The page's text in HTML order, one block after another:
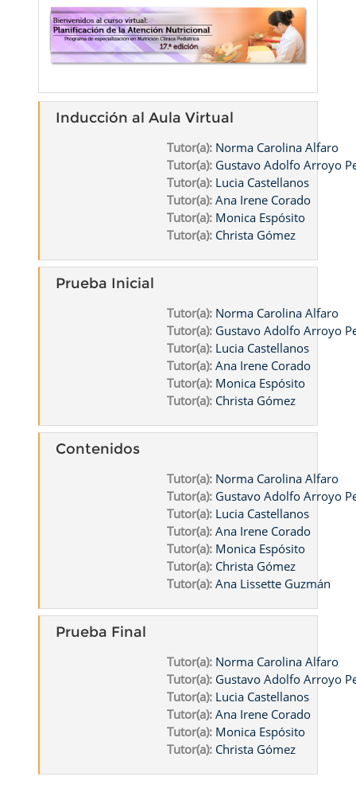
Inducción al Aula Virtual
Tutor(a): Norma Carolina Alfaro
Tutor(a): Gustavo Adolfo Arroyo
Tutor(a): Lucia Castellanos
Tutor(a): Ana Irene Corado
Tutor(a): Monica Espósito
Tutor(a): Christa Gómez
Prueba Inicial
Tutor(a): Norma Carolina Alfaro
Tutor(a): Gustavo Adolfo Arroyo
Tutor(a): Lucia Castellanos
Tutor(a): Ana Irene Corado
Tutor(a): Monica Espósito
Tutor(a): Christa Gómez
Contenidos
Tutor(a): Norma Carolina Alfaro
Tutor(a): Gustavo Adolfo Arroyo
Tutor(a): Lucia Castellanos
Tutor(a): Ana Irene Corado
Tutor(a): Monica Espósito
Tutor(a): Christa Gómez
Tutor(a): Ana Lissette Guzmán
Prueba Final
Tutor(a): Norma Carolina Alfaro
Tutor(a): Gustavo Adolfo Arroyo
Tutor(a): Lucia Castellanos
Tutor(a): Ana Irene Corado
Tutor(a): Monica Espósito
Tutor(a): Christa Gómez